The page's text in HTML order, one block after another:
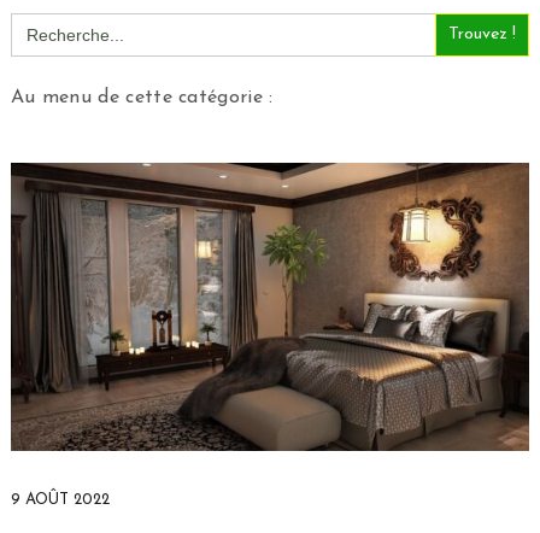
for:
Au menu de cette catégorie :
9 AOÛT 2022